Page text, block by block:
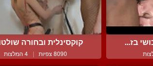
בז... קוקסינלית ובחורה
8090 צפיות | 4 המלצות